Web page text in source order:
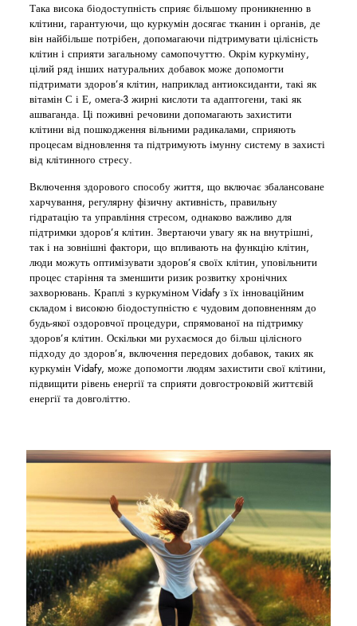
Така висока біодоступність сприяє більшому проникненню в
клітини, гарантуючи, що куркумін досягає тканин і органів, де
він найбільше потрібен, допомагаючи підтримувати цілісність
клітин і сприяти загальному самопочуттю. Окрім куркуміну,
цілий ряд інших натуральних добавок може допомогти
підтримати здоров’я клітин, наприклад антиоксиданти, такі як
вітамін С і Е, омега-3 жирні кислоти та адаптогени, такі як
ашваганда. Ці поживні речовини допомагають захистити
клітини від пошкодження вільними радикалами, сприяють
процесам відновлення та підтримують імунну систему в захисті
від клітинного стресу.
Включення здорового способу життя, що включає збалансоване
харчування, регулярну фізичну активність, правильну
гідратацію та управління стресом, однаково важливо для
підтримки здоров’я клітин. Звертаючи увагу як на внутрішні,
так і на зовнішні фактори, що впливають на функцію клітин,
люди можуть оптимізувати здоров’я своїх клітин, уповільнити
процес старіння та зменшити ризик розвитку хронічних
захворювань. Краплі з куркуміном Vidafy з їх інноваційним
складом і високою біодоступністю є чудовим доповненням до
будь-якої оздоровчої процедури, спрямованої на підтримку
здоров’я клітин. Оскільки ми рухаємося до більш цілісного
підходу до здоров’я, включення передових добавок, таких як
куркумін Vidafy, може допомогти людям захистити свої клітини,
підвищити рівень енергії та сприяти довгостроковій життєвій
енергії та довголіттю.